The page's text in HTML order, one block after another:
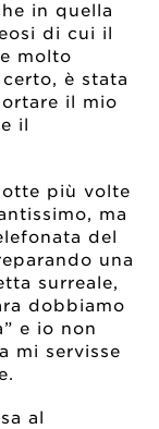
in quella
di cui il
molto
è stata
il mio
il
più volte
ma
del
una
surreale,
dobbiamo
e io non
mi servisse
al